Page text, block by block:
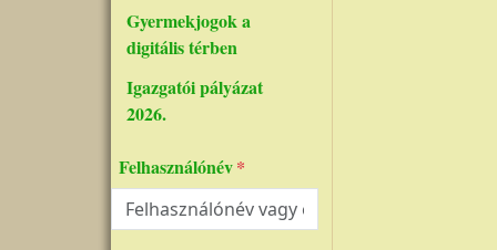
Gyermekjogok a
digitális térben
Igazgatói pályázat
2026.
Felhasználónév